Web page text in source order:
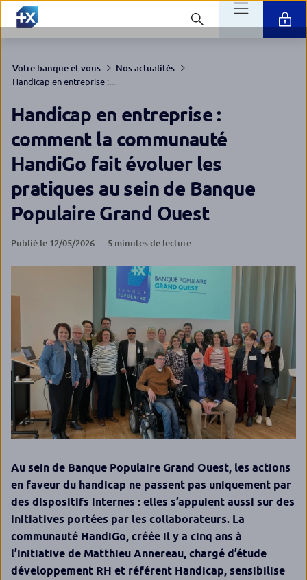
Votre banque et vous
Nos actualités
Handicap en entreprise :...
Handicap en entreprise :
comment la communauté
HandiGo fait évoluer les
pratiques au sein de Banque
Populaire Grand Ouest
Publié le 12/05/2026 — 5 minutes de lecture
Au sein de Banque Populaire Grand Ouest, les actions
en faveur du handicap ne passent pas uniquement par
des dispositifs internes : elles s’appuient aussi sur des
initiatives portées par les collaborateurs. La
communauté HandiGo, créée il y a cinq ans à
l’initiative de Matthieu Annereau, chargé d’étude
développement RH et référent Handicap, sensibilise